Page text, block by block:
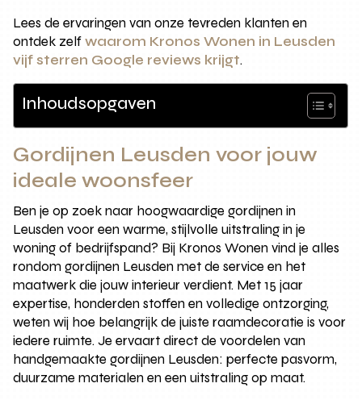
Lees de ervaringen van onze tevreden klanten en
ontdek zelfwaarom Kronos Wonen in Leusden
vijf sterren Google reviews krijgt.
Inhoudsopgaven
Gordijnen Leusden voor jouw
ideale woonsfeer
Ben je op zoek naar hoogwaardige gordijnen in
Leusden voor een warme, stijlvolle uitstraling in je
woning of bedrijfspand? Bij Kronos Wonen vind je alles
rondom gordijnen Leusden met de service en het
maatwerk die jouw interieur verdient. Met 15 jaar
expertise, honderden stoffen en volledige ontzorging,
weten wij hoe belangrijk de juiste raamdecoratie is voor
iedere ruimte. Je ervaart direct de voordelen van
handgemaakte gordijnen Leusden: perfecte pasvorm,
duurzame materialen en een uitstraling op maat.